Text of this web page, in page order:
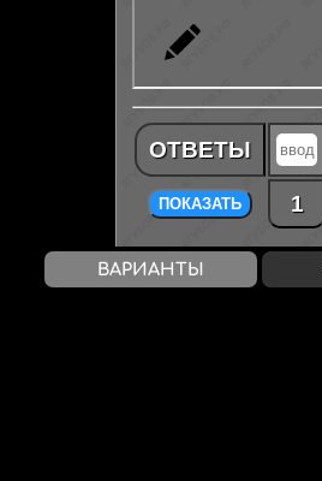
ОТВЕТЫ
ПОКАЗАТЬ 1
ВАРИАНТЫ